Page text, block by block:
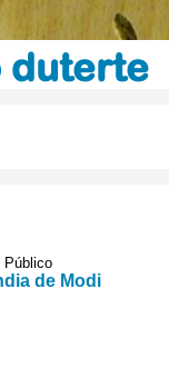
duterte
de Modi